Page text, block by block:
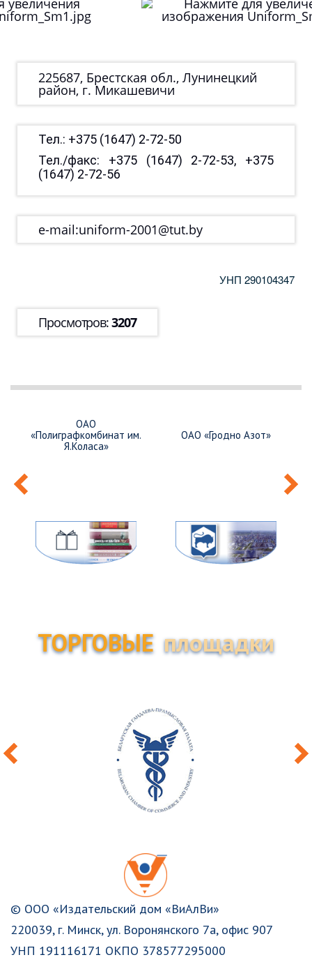
225687, Брестская обл., Лунинецкий
район, г. Микашевичи
Тел.: +375 (1647) 2-72-50
Тел./факс: +375 (1647) 2-72-53, +375
(1647) 2-72-56
e-mail:uniform-2001@tut.by
УНП 290104347
Просмотров:3207
ОАО
«Полиграфкомбинат им.
Я.Коласа»
ОАО «Гродно Азот»
ТОРГОВЫЕ площадки
© ООО «Издательский дом «ВиАлВи»
220039, г. Минск, ул. Воронянского 7а, офис 907
УНП 191116171 ОКПО 378577295000